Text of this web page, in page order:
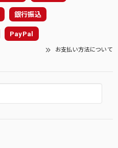
銀行振込
PayPal
お支払い方法について